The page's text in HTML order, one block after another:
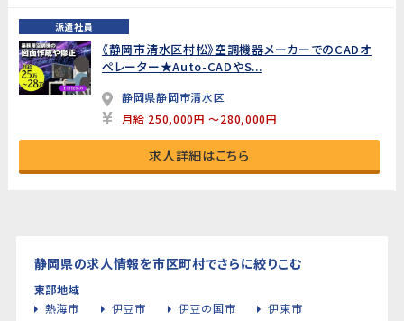
派遣社員
《静岡市清水区村松》空調機器メーカーでのCADオ
ペレーター★Auto-CADやS...
静岡県静岡市清水区
月給 250,000円 ～280,000円
求人詳細はこちら
静岡県の求人情報を市区町村でさらに絞りこむ
東部地域
熱海市
伊豆市 伊豆の国市 伊東市